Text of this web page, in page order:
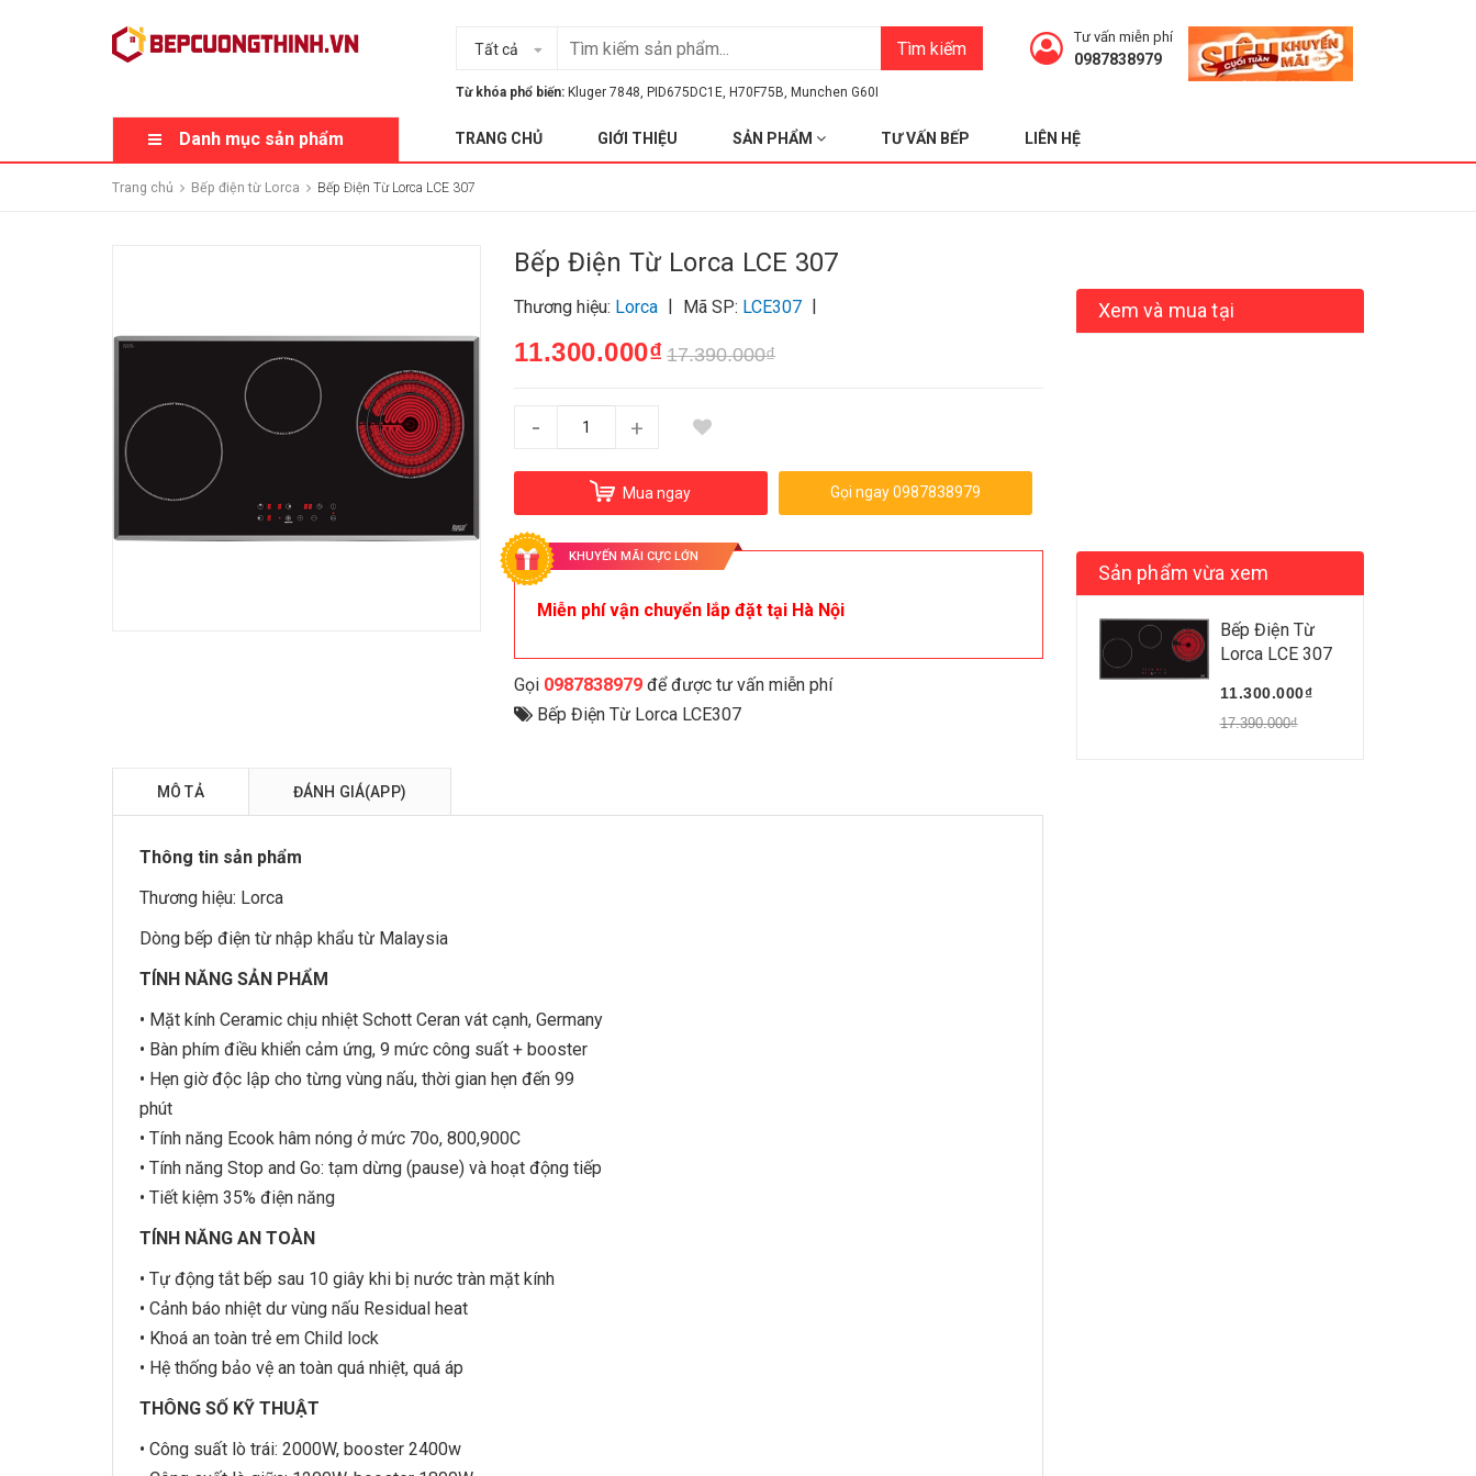
Tất cả Tìm kiếm
Từ khóa phổ biến: Kluger 7848, PID675DC1E, H70F75B, Munchen G60I
Tư vấn miễn phí
0987838979
Danh mục sản phẩm TRANG CHỦ GIỚI THIỆU SẢN PHẨM TƯ VẤN BẾP LIÊN HỆ
Trang chủ Bếp điện từ Lorca Bếp Điện Từ Lorca LCE 307
Bếp Điện Từ Lorca LCE 307
Thương hiệu: Lorca | Mã SP: LCE307 |
11.300.000₫ 17.390.000₫
- +
Mua ngay Gọi ngay 0987838979
KHUYẾN MÃI CỰC LỚN
Miễn phí vận chuyển lắp đặt tại Hà Nội
Gọi 0987838979để được tư vấn miễn phí
Bếp Điện Từ Lorca LCE307
MÔ TẢ ĐÁNH GIÁ(APP)
Thông tin sản phẩm
Thương hiệu: Lorca
Dòng bếp điện từ nhập khẩu từ Malaysia
TÍNH NĂNG SẢN PHẨM
• Mặt kính Ceramic chịu nhiệt Schott Ceran vát cạnh, Germany
• Bàn phím điều khiển cảm ứng, 9 mức công suất + booster
• Hẹn giờ độc lập cho từng vùng nấu, thời gian hẹn đến 99
phút
• Tính năng Ecook hâm nóng ở mức 70o, 800,900C
• Tính năng Stop and Go: tạm dừng (pause) và hoạt động tiếp
• Tiết kiệm 35% điện năng
TÍNH NĂNG AN TOÀN
• Tự động tắt bếp sau 10 giây khi bị nước tràn mặt kính
• Cảnh báo nhiệt dư vùng nấu Residual heat
• Khoá an toàn trẻ em Child lock
• Hệ thống bảo vệ an toàn quá nhiệt, quá áp
THÔNG SỐ KỸ THUẬT
• Công suất lò trái: 2000W, booster 2400w
Xem và mua tại
Sản phẩm vừa xem
Bếp Điện Từ
Lorca LCE 307
11.300.000₫
17.390.000₫